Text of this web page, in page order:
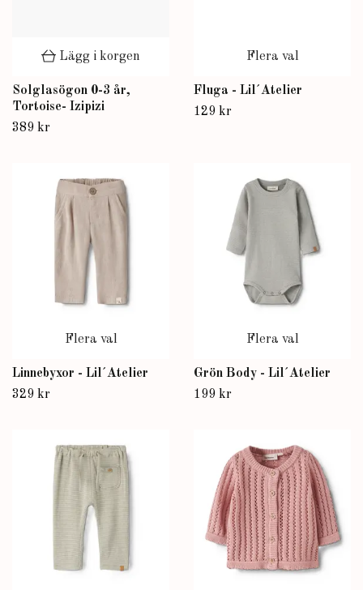
Lägg i korgen
Solglasögon 0-3 år,
Tortoise- Izipizi
389 kr
Flera val
Fluga - Lil´Atelier
129 kr
Flera val
Linnebyxor - Lil´Atelier
329 kr
Flera val
Grön Body - Lil´Atelier
199 kr